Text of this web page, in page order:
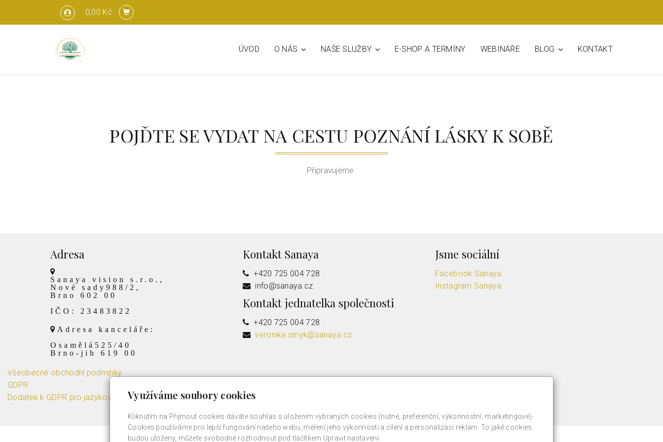
0,00 Kč
ÚVOD O NÁS NAŠE SLUŽBY E-SHOP A TERMÍNY WEBINÁŘE BLOG KONTAKT
POJĎTE SE VYDAT NA CESTU POZNÁNÍ LÁSKY K SOBĚ
Připravujeme.
Adresa
Sanaya vision s.r.o.,
Nové sady988/2,
Brno 602 00
IČO: 23483822
Adresa kanceláře:
Osamělá525/40
Brno-jih 619 00
Kontakt Sanaya
+420 725 004 728
info@sanaya.cz
Kontakt jednatelka společnosti
+420 725 004 728
veronika.smyk@sanaya.cz
Jsme sociální
Facebook Sanaya
Instagram Sanaya
Všeobecné obchodní podmínky
GDPR
Dodatek k GDPR pro jazykové kurzyVyužíváme soubory cookies
Kliknutím na Přijmout cookies dáváte souhlas s uložením vybraných cookies (nutné, preferenční, výkonnostní, marketingové).
Cookies používáme pro lepší fungování našeho webu, měření jeho výkonnosti a cílení a personalizaci reklam. To jaké cookies
budou uloženy, můžete svobodně rozhodnout pod tlačítkem Upravit nastavení.